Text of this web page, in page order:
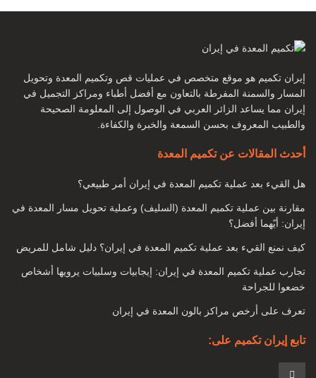
ما هي أسباب زيادة الوزن والسمنة؟
ما هي الجراحة الأفضل بالنسبة لي؟
أنواع جراحة تكميم المعدة لإنقاص الوزن ما هي الشروط التي يجب
أن نواجهها لإجراء جراحة تكميم المعدة؟
هل يصل الشخص إلى الوزن المطلوب بعد الجراحة؟
الجسم. وهي عبارة عن مجموعة من الأنسجة الدهنية في مناطق
اليوم ، أصبحت السمنة مرضًا ، بالإضافة إلى المشاكل الجسدية ،
يتسبب أحيانًا أيضًا في مشاكل عقلية وعاطفية لدى بعض الأشخاص.
إيران تكميم هو موقع متخصص في عمليات قص وتكميم المعدة وتحويل
المسار والسمنة المفرطة بالتعاون مع أفضل أطباء ومراكز التجميل في
إيران مما يساعد الزائر العربي في الوصول إلى المعلومة الصحيحة
والطبيب المعروف بحسن السمعة والخبرة والكفاءة.
أحدث المقالات عن تكميم المعدة
هل القيء بعد عملية تكميم المعدة في إيران أمر طبيعي؟
مقارنة بين عملية تكميم المعدة (السليف) وعملية تحويل مسار المعدة في
إيران: أيّهما أفضل؟
كيف نمنع القيء بعد عملية تكميم المعدة في إيران؟ دليل شامل للمريض
تجارب عملية تكميم المعدة في إيران: إيجابيات وسلبيات يرويها أشخاص
خضعوا للجراحة
تعرف على أرخص مراكز بالون المعدة في إيران
تابع إيران تكميم على: